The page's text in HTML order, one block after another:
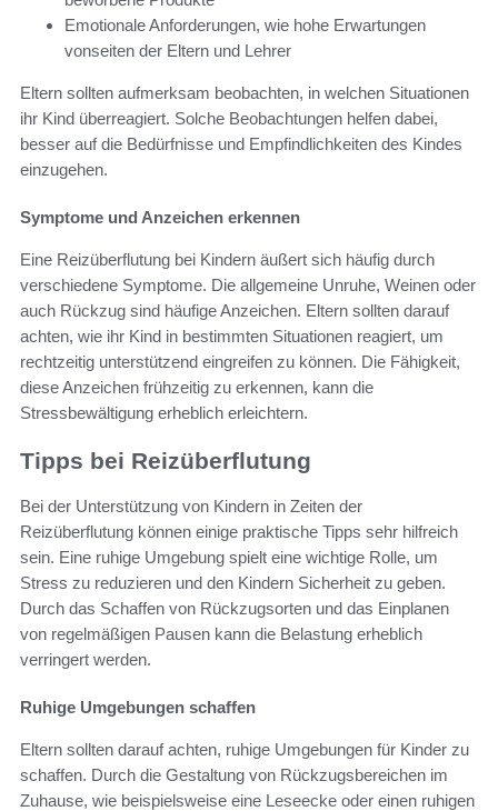
Emotionale Anforderungen, wie hohe Erwartungen
vonseiten der Eltern und Lehrer
Eltern sollten aufmerksam beobachten, in welchen Situationen
ihr Kind überreagiert. Solche Beobachtungen helfen dabei,
besser auf die Bedürfnisse und Empfindlichkeiten des Kindes
einzugehen.
Symptome und Anzeichen erkennen
Eine Reizüberflutung bei Kindern äußert sich häufig durch
verschiedene Symptome. Die allgemeine Unruhe, Weinen oder
auch Rückzug sind häufige Anzeichen. Eltern sollten darauf
achten, wie ihr Kind in bestimmten Situationen reagiert, um
rechtzeitig unterstützend eingreifen zu können. Die Fähigkeit,
diese Anzeichen frühzeitig zu erkennen, kann die
Stressbewältigung erheblich erleichtern.
Tipps bei Reizüberflutung
Bei der Unterstützung von Kindern in Zeiten der
Reizüberflutung können einige praktische Tipps sehr hilfreich
sein. Eine ruhige Umgebung spielt eine wichtige Rolle, um
Stress zu reduzieren und den Kindern Sicherheit zu geben.
Durch das Schaffen von Rückzugsorten und das Einplanen
von regelmäßigen Pausen kann die Belastung erheblich
verringert werden.
Ruhige Umgebungen schaffen
Eltern sollten darauf achten, ruhige Umgebungen für Kinder zu
schaffen. Durch die Gestaltung von Rückzugsbereichen im
Zuhause, wie beispielsweise eine Leseecke oder einen ruhigen